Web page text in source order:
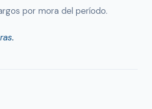
por mora del período.
.